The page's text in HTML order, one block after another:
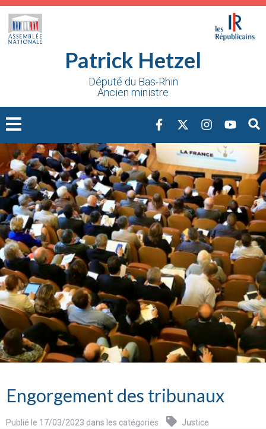
Patrick Hetzel
Député du Bas-Rhin
Ancien ministre
Engorgement des tribunaux
Publié le 17/03/2023 dans les catégories Justice
Cookies management panel